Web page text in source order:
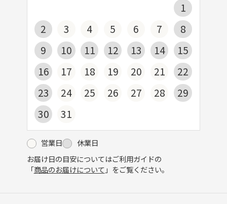
1
2
3 4 5 6 7
8
9
10 11 12 13 14
15
16
17 18 19 20 21
22
23
24 25 26 27 28
29
30
31
営業日
休業日
お届け日の目安についてはご利用ガイドの
「商品のお届けについて 」をご覧ください。